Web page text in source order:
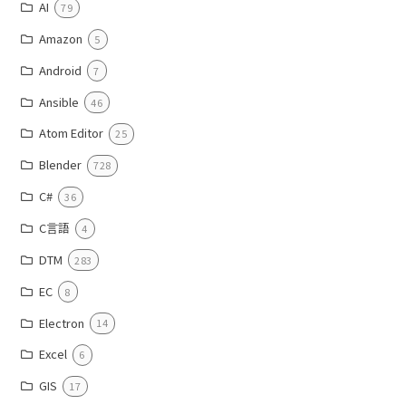
AI 79
Amazon 5
Android 7
Ansible 46
Atom Editor 25
Blender 728
C# 36
C言語 4
DTM 283
EC 8
Electron 14
Excel 6
GIS 17